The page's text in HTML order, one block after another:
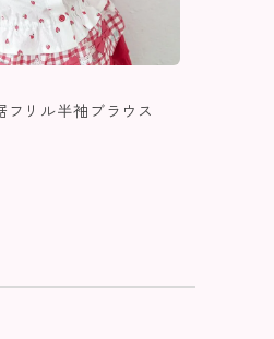
リル半袖ブラウス